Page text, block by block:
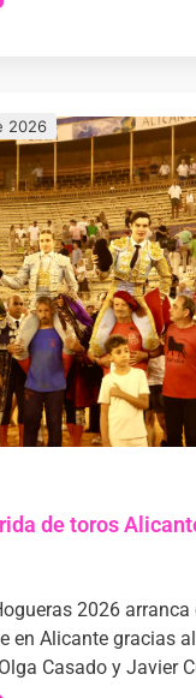
2026
de toros
2026
en Alicante gracias
Casado y Javier